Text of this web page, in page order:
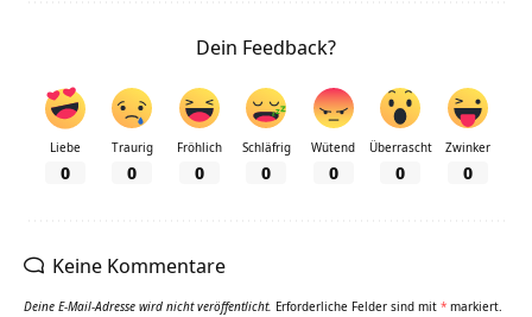
Dein Feedback?
Liebe
0
Traurig
0
Fröhlich
0
Schläfrig
0
Wütend
0
Überrascht
0
Zwinker
0
Keine Kommentare
Deine E-Mail-Adresse wird nicht veröffentlicht. Erforderliche Felder sind mit * markiert.